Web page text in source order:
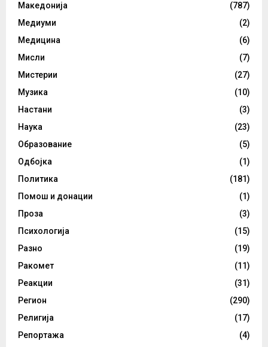
Македонија
(787)
Медиуми
(2)
Медицина
(6)
Мисли
(7)
Мистерии
(27)
Музика
(10)
Настани
(3)
Наука
(23)
Образование
(5)
Одбојка
(1)
Политика
(181)
Помош и донации
(1)
Проза
(3)
Психологија
(15)
Разно
(19)
Ракомет
(11)
Реакции
(31)
Регион
(290)
Религија
(17)
Репортажа
(4)